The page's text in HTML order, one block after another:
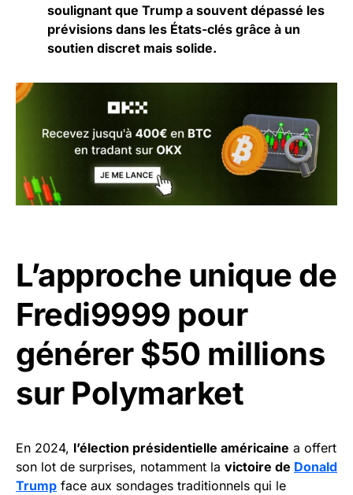
soulignant que Trump a souvent dépassé les
prévisions dans les États-clés grâce à un
soutien discret mais solide.
L’approche unique de
Fredi9999 pour
générer $50 millions
sur Polymarket
En 2024, l’élection présidentielle américaine a offert
son lot de surprises, notamment la victoire de Donald
Trump face aux sondages traditionnels qui le